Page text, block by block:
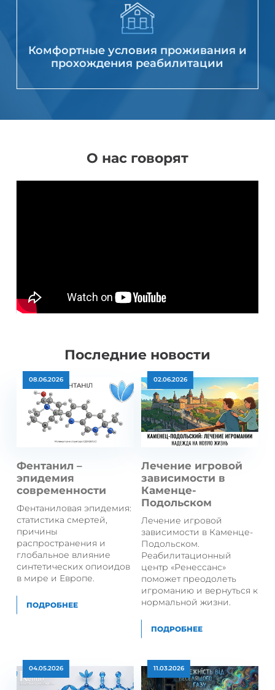
Комфортные условия проживания и
прохождения реабилитации
О нас говорят
Последние новости
Фентанил –
эпидемия
современности
08.06.2026
Фентаниловая эпидемия:
статистика смертей,
причины
распространения и
глобальное влияние
синтетических опиоидов
в мире и Европе.
ПОДРОБНЕЕ
Лечение игровой
зависимости в
Каменце-
Подольском
02.06.2026
Лечение игровой
зависимости в Каменце-
Подольском.
Реабилитационный
центр «Ренессанс»
поможет преодолеть
игроманию и вернуться к
нормальной жизни.
ПОДРОБНЕЕ
04.05.2026 11.03.2026